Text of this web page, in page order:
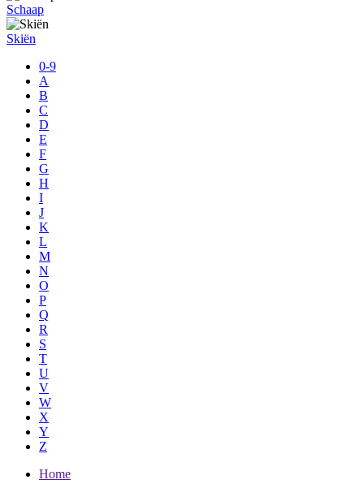
Schaap
Skiën
0-9
A
B
C
D
E
F
G
H
I
J
K
L
M
N
O
P
Q
R
S
T
U
V
W
X
Y
Z
Home